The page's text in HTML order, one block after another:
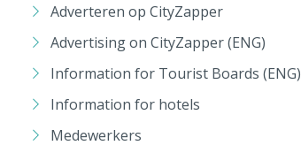
Adverteren op CityZapper
Advertising on CityZapper (ENG)
Information for Tourist Boards (ENG)
Information for hotels
Medewerkers